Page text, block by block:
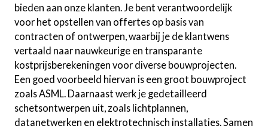
bieden aan onze klanten. Je bent verantwoordelijk
voor het opstellen van offertes op basis van
contracten of ontwerpen, waarbij je de klantwens
vertaald naar nauwkeurige en transparante
kostprijsberekeningen voor diverse bouwprojecten.
Een goed voorbeeld hiervan is een groot bouwproject
zoals ASML. Daarnaast werk je gedetailleerd
schetsontwerpen uit, zoals lichtplannen,
datanetwerken en elektrotechnisch installaties. Samen